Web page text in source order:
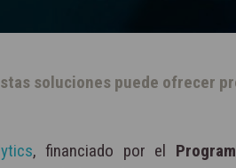
soluciones puede ofrecer
, financiado por el